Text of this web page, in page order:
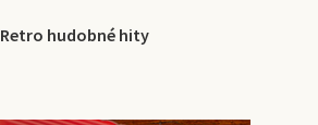
Retro hudobné hity